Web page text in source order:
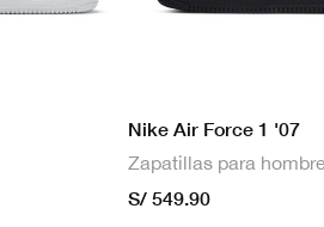
Nike Air Force 1 '07
Zapatillas para
S/ 549.90